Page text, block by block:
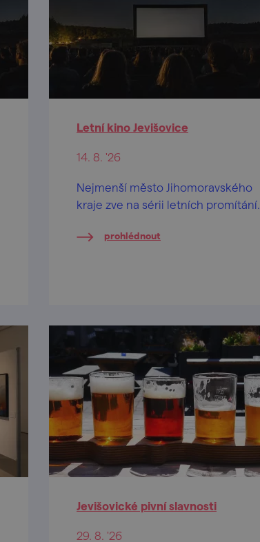
Letní kino Jevišovice
14. 8. '26
Nejmenší město Jihomoravského
kraje zve na sérii letních promítání.
prohlédnout
Jevišovické pivní slavnosti
29. 8. '26